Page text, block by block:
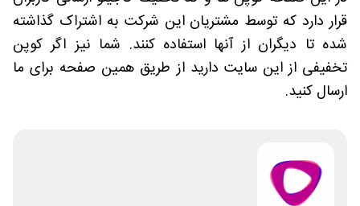
قرار دارد که توسط مشتریان این شرکت به اشتراک گذاشته
شده تا دیگران از آنها استفاده کنند. شما نیز اگر کوپن
تخفیفی از این سایت دارید از طریق همین صفحه برای ما
ارسال کنید.